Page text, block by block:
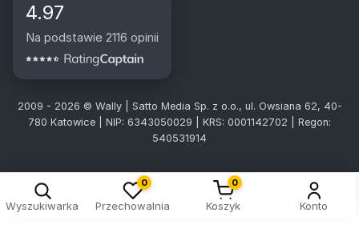
4.97
Na podstawie 2116 opinii
2009 - 2026 © Wally | Satto Media Sp. z o.o., ul. Owsiana 62, 40-
780 Katowice | NIP: 6343050029 | KRS: 0001142702 | Regon:
540531914
Wyszukiwarka
0
Przechowalnia
0
Koszyk Konto